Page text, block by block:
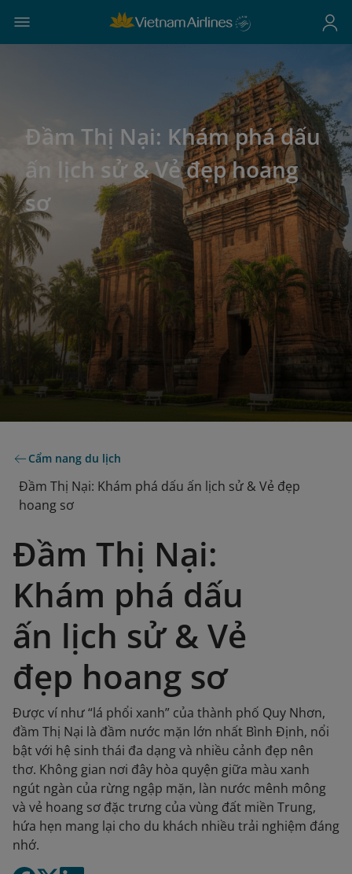
Đầm Thị Nại: Khám phá dấu
ấn lịch sử & Vẻ đẹp hoang
sơ
Cẩm nang du lịch
Đầm Thị Nại: Khám phá dấu ấn lịch sử & Vẻ đẹp
hoang sơ
Đầm Thị Nại:
Khám phá dấu
ấn lịch sử & Vẻ
đẹp hoang sơ
Được ví như “lá phổi xanh” của thành phố Quy Nhơn,
đầm Thị Nại là đầm nước mặn lớn nhất Bình Định, nổi
bật với hệ sinh thái đa dạng và nhiều cảnh đẹp nên
thơ. Không gian nơi đây hòa quyện giữa màu xanh
ngút ngàn của rừng ngập mặn, làn nước mênh mông
và vẻ hoang sơ đặc trưng của vùng đất miền Trung,
hứa hẹn mang lại cho du khách nhiều trải nghiệm đáng
nhớ.